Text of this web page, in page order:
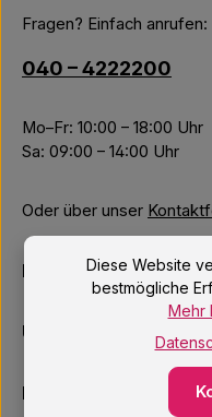
Fragen? Einfach anrufen:
040 – 4222200
Mo–Fr: 10:00 – 18:00 Uhr
Sa: 09:00 – 14:00 Uhr
Oder über unser
Informationen
Unsere Services
Newsletter
Diese Website
bestmögliche
Mehr